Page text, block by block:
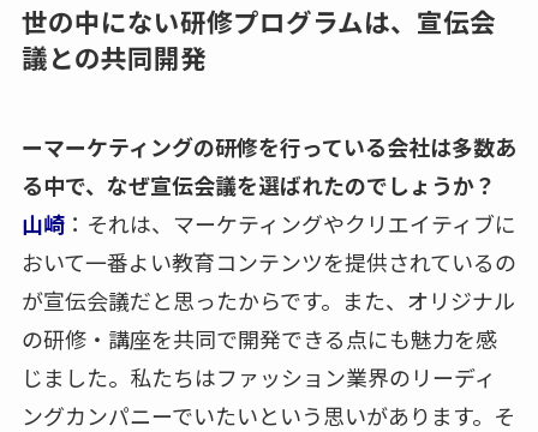
世の中にない研修プログラムは、宣伝会
議との共同開発
ーマーケティングの研修を行っている会社は多数あ
る中で、なぜ宣伝会議を選ばれたのでしょうか？
山崎：それは、マーケティングやクリエイティブに
おいて一番よい教育コンテンツを提供されているの
が宣伝会議だと思ったからです。また、オリジナル
の研修・講座を共同で開発できる点にも魅力を感
じました。私たちはファッション業界のリーディ
ングカンパニーでいたいという思いがあります。そ